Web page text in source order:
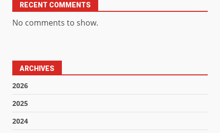
RECENT COMMENTS
No comments to show.
ARCHIVES
2026
2025
2024